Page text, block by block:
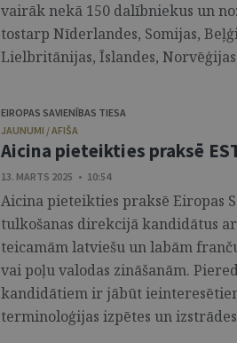
vairāk nekā 150 dalībniekus un
tostarp Nīderlandes, Somijas,
Lielbritānijas, Īslandes,
EIROPAS SAVIENĪBAS TIESA
JAUNUMI / AFIŠA
Aicina pieteikties praksē
13. MARTS 2025 • 10:54
Aicina pieteikties praksē Eiropas
tulkošanas direkcijā kandidātus
teicamām latviešu un labām
vai poļu valodas zināšanām.
kandidātiem ir jābūt
terminoloģijas izpētes un